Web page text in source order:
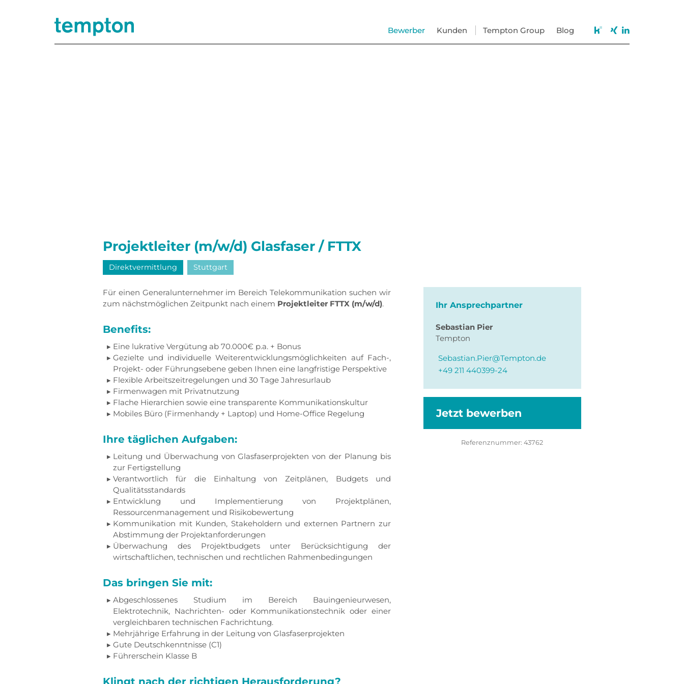
Bewerber Kunden Tempton Group Blog
Projektleiter (m/w/d) Glasfaser / FTTX
Direktvermittlung Stuttgart
Für einen Generalunternehmer im Bereich Telekommunikation suchen wir
zum nächstmöglichen Zeitpunkt nach einem Projektleiter FTTX (m/w/d).
Benefits:
Eine lukrative Vergütung ab 70.000€ p.a. + Bonus
Gezielte und individuelle Weiterentwicklungsmöglichkeiten auf Fach-,
Projekt- oder Führungsebene geben Ihnen eine langfristige Perspektive
Flexible Arbeitszeitregelungen und 30 Tage Jahresurlaub
Firmenwagen mit Privatnutzung
Flache Hierarchien sowie eine transparente Kommunikationskultur
Mobiles Büro (Firmenhandy + Laptop) und Home-Office Regelung
Ihre täglichen Aufgaben:
Leitung und Überwachung von Glasfaserprojekten von der Planung bis
zur Fertigstellung
Verantwortlich für die Einhaltung von Zeitplänen, Budgets und
Qualitätsstandards
Entwicklung und Implementierung von Projektplänen,
Ressourcenmanagement und Risikobewertung
Kommunikation mit Kunden, Stakeholdern und externen Partnern zur
Abstimmung der Projektanforderungen
Überwachung des Projektbudgets unter Berücksichtigung der
wirtschaftlichen, technischen und rechtlichen Rahmenbedingungen
Das bringen Sie mit:
Abgeschlossenes Studium im Bereich Bauingenieurwesen,
Elektrotechnik, Nachrichten- oder Kommunikationstechnik oder einer
vergleichbaren technischen Fachrichtung.
Mehrjährige Erfahrung in der Leitung von Glasfaserprojekten
Gute Deutschkenntnisse (C1)
Führerschein Klasse B
Ihr Ansprechpartner
Sebastian Pier
Tempton
Sebastian.Pier@Tempton.de
+49 211 440399-24
Jetzt bewerben
Referenznummer:43762